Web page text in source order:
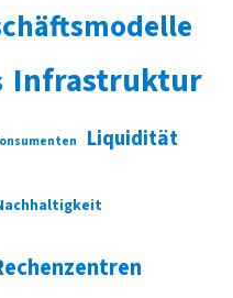
Infrastruktur
Liquidität